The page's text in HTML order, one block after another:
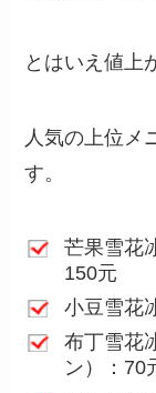
とはいえ値上
人気の上位メ
す。
芒果雪花
150元
小豆雪花
布丁雪花
ン）：70